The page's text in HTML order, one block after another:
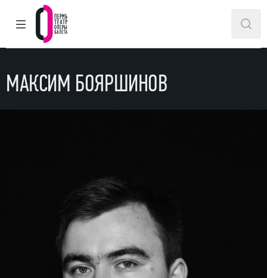
ГЛАВНОЕ МЕНЮ
Пермский театр оперы и балета
МАКСИМ БОЯРШИНОВ